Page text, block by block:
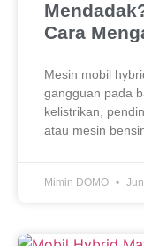
Cara
Mesin mobil
gangguan pada
kelistrikan,
atau mesin
Mimin DOMO